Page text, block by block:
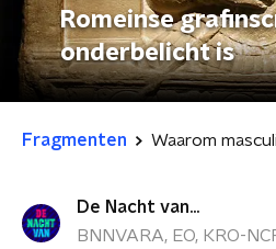
Romeinse
onderbelicht is
Fragmenten
De Nacht van...
BNNVARA, EO, KRO-